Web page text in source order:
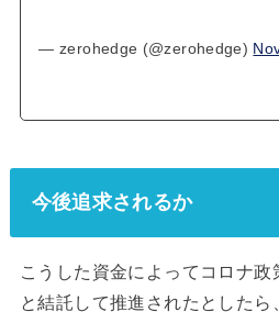
— zerohedge (@zerohedge)
今後追求されるか
こうした資金によってコロナ
と結託して推進されたとしたら